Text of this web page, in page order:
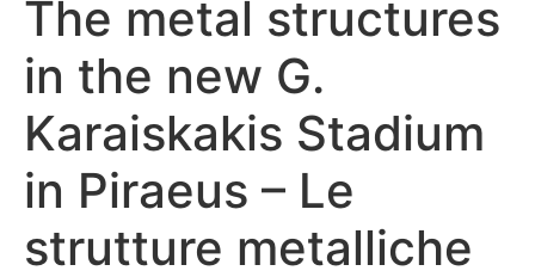
The metal structures
in the new G.
Karaiskakis Stadium
in Piraeus – Le
strutture metalliche